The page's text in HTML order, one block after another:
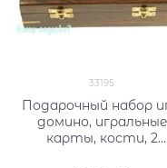
33195
Подарочный набор
домино, игральные
карты, кости, 2